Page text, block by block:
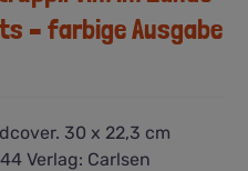
– farbige Ausgabe
30 x 22,3 cm
Verlag: Carlsen